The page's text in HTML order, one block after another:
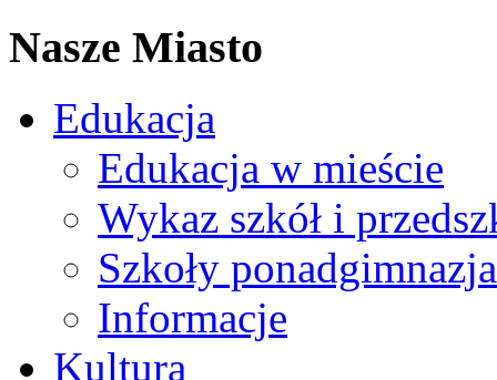
Nasze Miasto
Edukacja
Edukacja w mieście
Wykaz szkół i
Szkoły
Informacje
Kultura